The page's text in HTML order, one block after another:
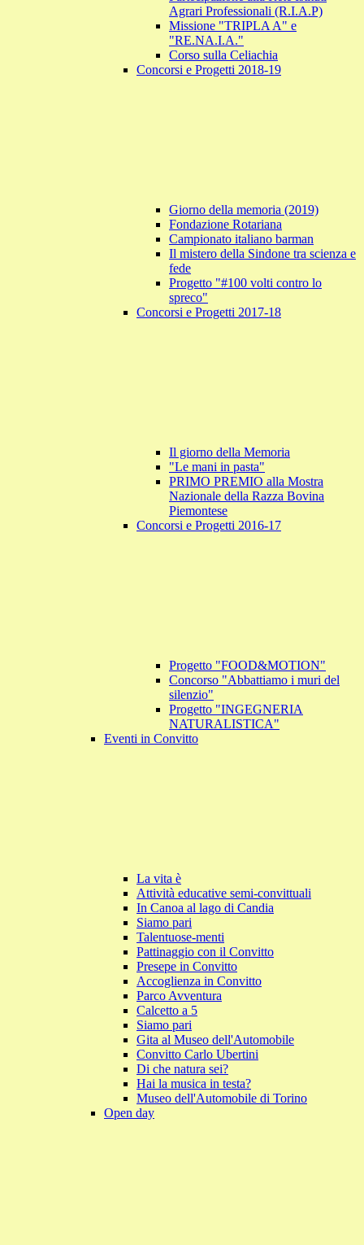
Agrari Professionali (R.I.A.P)
Missione "TRIPLA A" e
"RE.NA.I.A."
Corso sulla Celiachia
Concorsi e Progetti 2018-19
Giorno della memoria (2019)
Fondazione Rotariana
Campionato italiano barman
Il mistero della Sindone tra scienza e
fede
Progetto "#100 volti contro lo
spreco"
Concorsi e Progetti 2017-18
Il giorno della Memoria
"Le mani in pasta"
PRIMO PREMIO alla Mostra
Nazionale della Razza Bovina
Piemontese
Concorsi e Progetti 2016-17
Progetto "FOOD&MOTION"
Concorso "Abbattiamo i muri del
silenzio"
Progetto "INGEGNERIA
NATURALISTICA"
Eventi in Convitto
La vita è
Attività educative semi-convittuali
In Canoa al lago di Candia
Siamo pari
Talentuose-menti
Pattinaggio con il Convitto
Presepe in Convitto
Accoglienza in Convitto
Parco Avventura
Calcetto a 5
Siamo pari
Gita al Museo dell'Automobile
Convitto Carlo Ubertini
Di che natura sei?
Hai la musica in testa?
Museo dell'Automobile di Torino
Open day